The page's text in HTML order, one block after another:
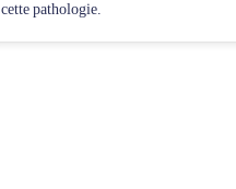
cette pathologie.